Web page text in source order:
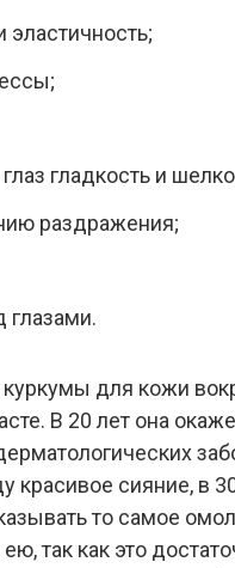
эластичность;
гладкость и
раздражения;
глазами.
для кожи
В 20 лет она
красивое сияние, в
то самое
так как это